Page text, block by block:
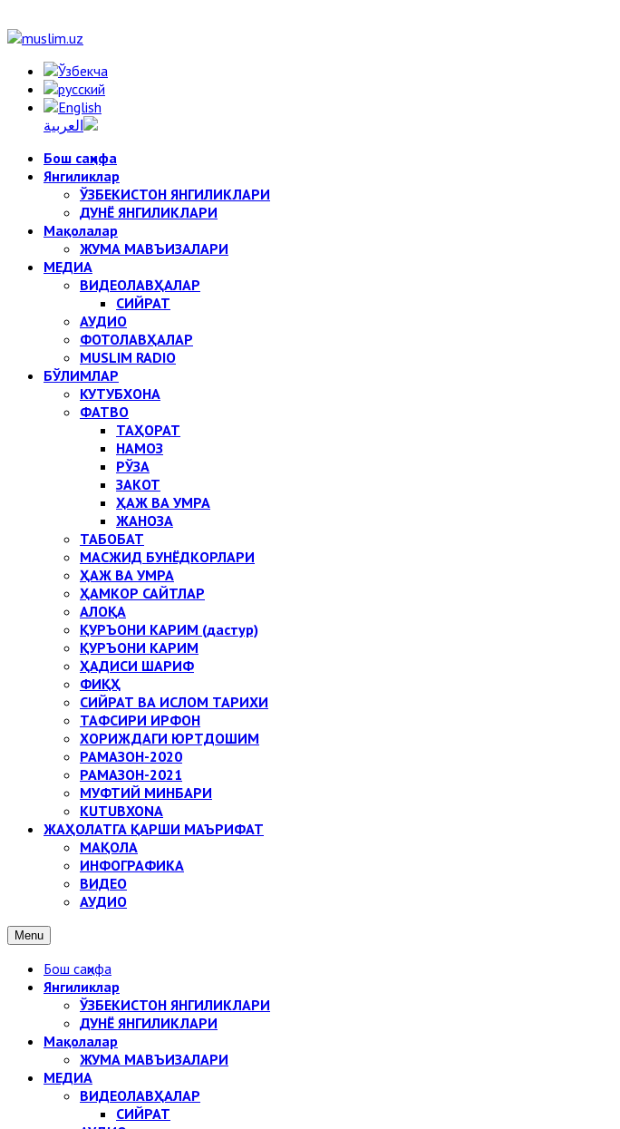
Бош саҳифа
Янгиликлар
ЎЗБЕКИСТОН ЯНГИЛИКЛАРИ
ДУНЁ ЯНГИЛИКЛАРИ
Мақолалар
ЖУМА МАВЪИЗАЛАРИ
МЕДИА
ВИДЕОЛАВҲАЛАР
СИЙРАТ
АУДИО
ФОТОЛАВҲАЛАР
MUSLIM RADIO
БЎЛИМЛАР
КУТУБХОНА
ФАТВО
ТАҲОРАТ
НАМОЗ
РЎЗА
ЗАКОТ
ҲАЖ ВА УМРА
ЖАНОЗА
ТАБОБАТ
МАСЖИД БУНЁДКОРЛАРИ
ҲАЖ ВА УМРА
ҲАМКОР САЙТЛАР
АЛОҚА
ҚУРЪОНИ КАРИМ (дастур)
ҚУРЪОНИ КАРИМ
ҲАДИСИ ШАРИФ
ФИҚҲ
СИЙРАТ ВА ИСЛОМ ТАРИХИ
ТАФСИРИ ИРФОН
ХОРИЖДАГИ ЮРТДОШИМ
РАМАЗОН-2020
РАМАЗОН-2021
МУФТИЙ МИНБАРИ
KUTUBXONA
ЖАҲОЛАТГА ҚАРШИ МАЪРИФАТ
МАҚОЛА
ИНФОГРАФИКА
ВИДЕО
АУДИО
Menu
Бош саҳифа
Янгиликлар
ЎЗБЕКИСТОН ЯНГИЛИКЛАРИ
ДУНЁ ЯНГИЛИКЛАРИ
Мақолалар
ЖУМА МАВЪИЗАЛАРИ
МЕДИА
ВИДЕОЛАВҲАЛАР
СИЙРАТ